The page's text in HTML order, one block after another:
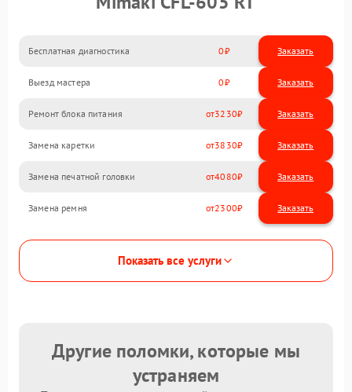
Бесплатная диагностика 0 Заказать
Выезд мастера 0 Заказать
Ремонт блока питания 3230
Замена каретки 3830
Замена печатной головки 4080
Замена ремня 2300
Показать все услуги
Другие поломки, которые мы
устраняем